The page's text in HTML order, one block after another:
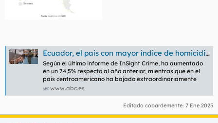
Ecuador, el país con mayor índice de homicidios en 2023; frente a El Salvador, con la cifra más baja
Según el último informe de InSight Crime, ha aumentado
en un 74,5% respecto al año anterior, mientras que en el
país centroamericano ha bajado extraordinariamente
www.abc.es
Editado cobardemente: 7 Ene 2025